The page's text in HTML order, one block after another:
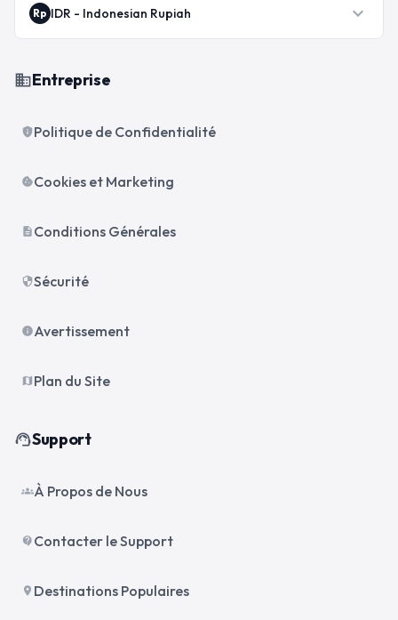
Rp IDR - Indonesian Rupiah expand_more
businessEntreprise
privacy_tip Politique de Confidentialité
cookieCookies et Marketing
description Conditions Générales
securitySécurité
infoAvertissement
map Plan du Site
support_agentSupport
groupsÀ Propos de Nous
contact_support Contacter le Support
place Destinations Populaires